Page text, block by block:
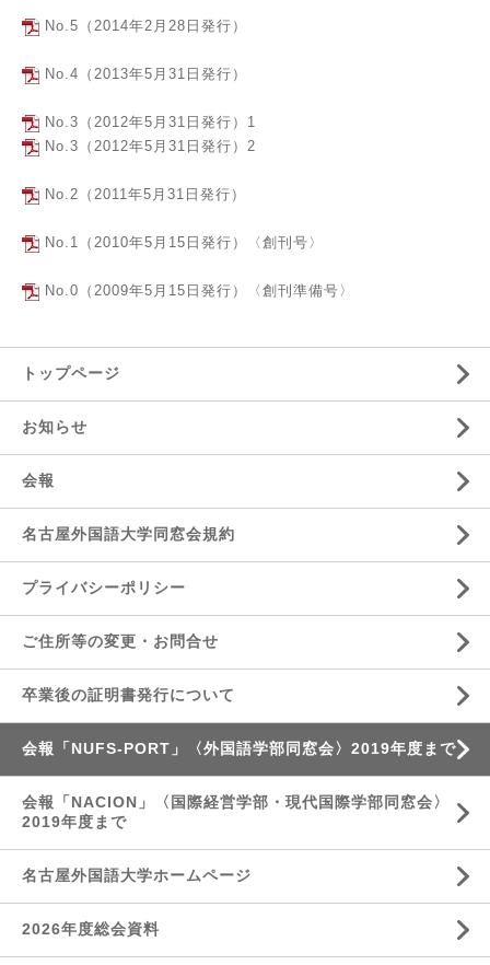
No.5（2014年2月28日発行）
No.4（2013年5月31日発行）
No.3（2012年5月31日発行）1
No.3（2012年5月31日発行）2
No.2（2011年5月31日発行）
No.1（2010年5月15日発行）〈創刊号〉
No.0（2009年5月15日発行）〈創刊準備号〉
トップページ
お知らせ
会報
名古屋外国語大学同窓会規約
プライバシーポリシー
ご住所等の変更・お問合せ
卒業後の証明書発行について
会報「NUFS-PORT」〈外国語学部同窓会〉2019年度まで
会報「NACION」〈国際経営学部・現代国際学部同窓会〉
2019年度まで
名古屋外国語大学ホームページ
2026年度総会資料